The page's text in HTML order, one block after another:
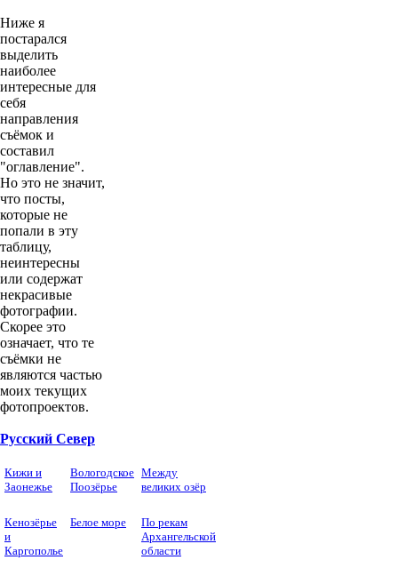
Ниже я
постарался
выделить
наиболее
интересные для
себя
направления
съёмок и
составил
"оглавление".
Но это не значит,
что посты,
которые не
попали в эту
таблицу,
неинтересны
или содержат
некрасивые
фотографии.
Скорее это
означает, что те
съёмки не
являются частью
моих текущих
фотопроектов.
Русский Север
Кижи и
Заонежье
Вологодское
Поозёрье
Между
великих озёр
Кенозёрье
и
Каргополье
Белое море
По рекам
Архангельской
области